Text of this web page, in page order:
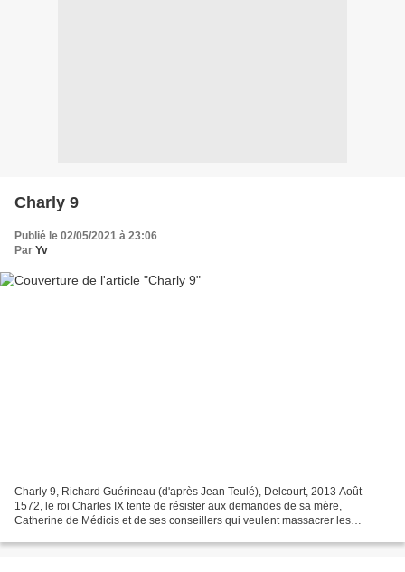
Charly 9
Publié le 02/05/2021 à 23:06
Par Yv
Charly 9, Richard Guérineau (d'après Jean Teulé), Delcourt, 2013 Août
1572, le roi Charles IX tente de résister aux demandes de sa mère,
Catherine de Médicis et de ses conseillers qui veulent massacrer les